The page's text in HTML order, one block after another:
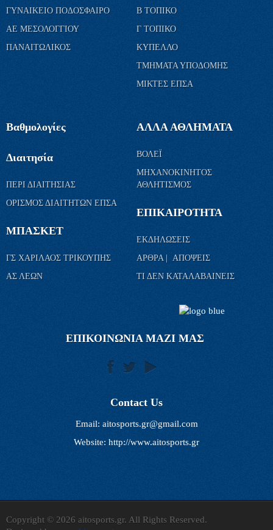
ΓΥΝΑΙΚΕΙΟ ΠΟΔΟΣΦΑΙΡΟ
ΑΕ ΜΕΣΟΛΟΓΓΙΟΥ
ΠΑΝΑΙΤΩΛΙΚΟΣ
Β ΤΟΠΙΚΟ
Γ ΤΟΠΙΚΟ
ΚΥΠΕΛΛΟ
ΤΜΗΜΑΤΑ ΥΠΟΔΟΜΗΣ
ΜΙΚΤΕΣ ΕΠΣΑ
Βαθμολογίες
Διαιτησία
ΠΕΡΙ ΔΙΑΙΤΗΣΙΑΣ
ΟΡΙΣΜΟΣ ΔΙΑΙΤΗΤΩΝ ΕΠΣΑ
ΜΠΑΣΚΕΤ
ΓΣ ΧΑΡΙΛΑΟΣ ΤΡΙΚΟΥΠΗΣ
ΑΣ ΛΕΩΝ
ΑΛΛΑ ΑΘΛΗΜΑΤΑ
ΒΟΛΕΪ
ΜΗΧΑΝΟΚΙΝΗΤΟΣ
ΑΘΛΗΤΙΣΜΟΣ
ΕΠΙΚΑΙΡΟΤΗΤΑ
ΕΚΔΗΛΩΣΕΙΣ
ΑΡΘΡΑ | ΑΠΟΨΕΙΣ
ΤΙ ΔΕΝ ΚΑΤΑΛΑΒΑΙΝΕΙΣ
ΕΠΙΚΟΙΝΩΝΙΑ ΜΑΖΙ ΜΑΣ
Contact Us
Email: aitosports.gr@gmail.com
Website: http://www.aitosports.gr
Copyright © 2026 aitosports.gr. All Rights Reserved.